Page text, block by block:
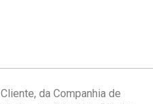
da Companhia de